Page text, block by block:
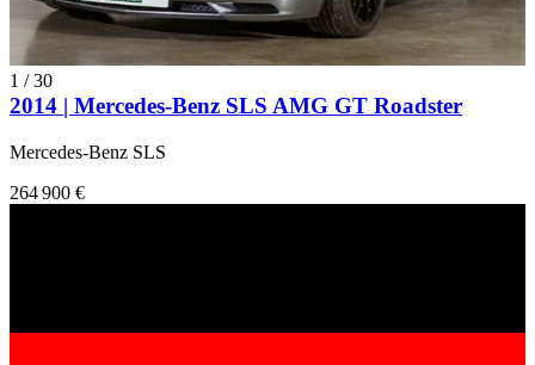
1 /30
2014 | Mercedes-Benz SLS AMG GT Roadster
Mercedes-Benz SLS
264 900 €